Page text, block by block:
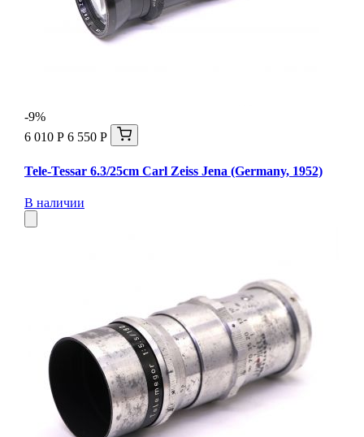
-9%
6 010 Р 6 550 Р
Tele-Tessar 6.3/25cm Carl Zeiss Jena (Germany, 1952)
В наличии